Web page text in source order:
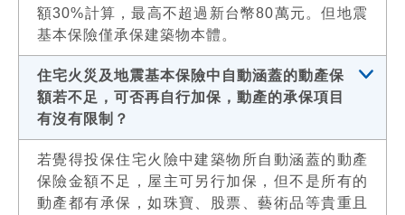
額30%計算，最高不超過新台幣80萬元。但地震
基本保險僅承保建築物本體。
住宅火災及地震基本保險中自動涵蓋的動產保
額若不足，可否再自行加保，動產的承保項目
有沒有限制？
若覺得投保住宅火險中建築物所自動涵蓋的動產
保險金額不足，屋主可另行加保，但不是所有的
動產都有承保，如珠寶、股票、藝術品等貴重且